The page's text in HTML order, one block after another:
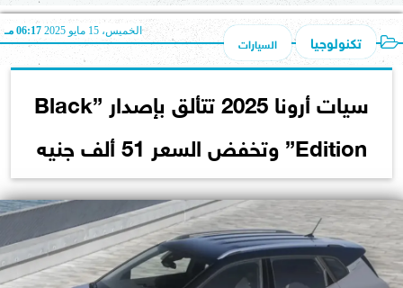
تكنولوجيا السيارات
الخميس، 15 مايو 2025 06:17 مـ
سيات أرونا 2025 تتألق بإصدار ”Black
Edition” وتخفض السعر 51 ألف جنيه